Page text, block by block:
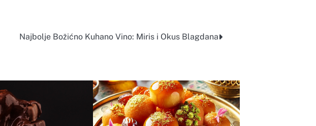
Najbolje Božićno Kuhano Vino: Miris i Okus Blagdana